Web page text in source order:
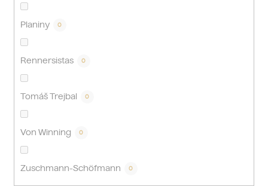
Planiny 0
Rennersistas 0
Tomáš Trejbal 0
Von Winning 0
Zuschmann-Schöfmann 0